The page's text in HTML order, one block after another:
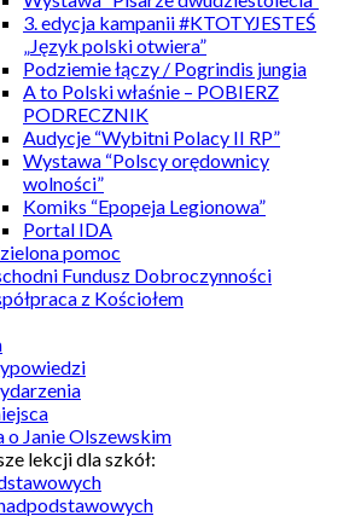
3. edycja kampanii #KTOTYJESTEŚ
„Język polski otwiera”
Podziemie łączy / Pogrindis jungia
A to Polski właśnie – POBIERZ
PODRECZNIK
Audycje “Wybitni Polacy II RP”
Wystawa “Polscy orędownicy
wolności”
Komiks “Epopeja Legionowa”
Portal IDA
pomoc
Fundusz Dobroczynności
z Kościołem
o Janie Olszewskim
lekcji dla szkół: